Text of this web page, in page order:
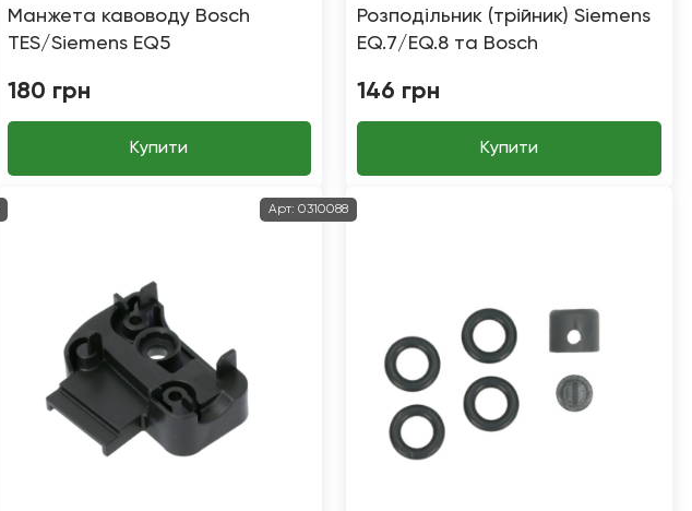
Манжета кавоводу Bosch
TES/Siemens EQ5
180 грн
Купити
Розподільник (трійник) Siemens
EQ.7/EQ.8 та Bosch
146 грн
Купити
Арт: 0310088